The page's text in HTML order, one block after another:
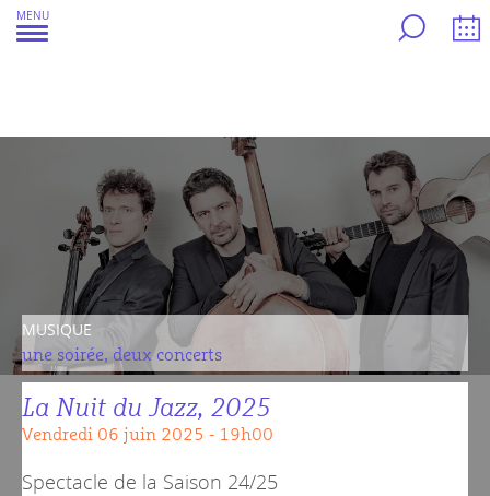
MENU
Aller
au
MUSIQUE
une soirée, deux concerts
La Nuit du Jazz, 2025
vendredi 06 juin 2025 - 19h00
Spectacle de la Saison 24/25